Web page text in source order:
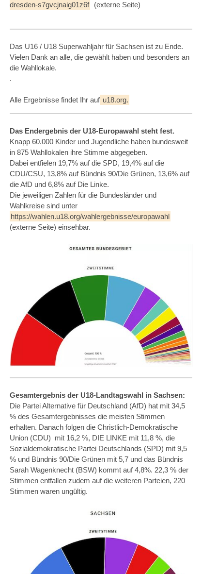
dresden-s7gvcjnaig01z6f
(externe Seite)
Das U16 / U18 Superwahljahr für Sachsen ist zu Ende.
Vielen Dank an alle, die gewählt haben und besonders an
die Wahllokale.
.
Alle Ergebnisse findet Ihr auf u18.org.
Das Endergebnis der U18-Europawahl steht fest.
Knapp 60.000 Kinder und Jugendliche haben bundesweit
in 875 Wahllokalen ihre Stimme abgegeben.
Dabei entfielen 19,7% auf die SPD, 19,4% auf die
CDU/CSU, 13,8% auf Bündnis 90/Die Grünen, 13,6% auf
die AfD und 6,8% auf Die Linke.
Die jeweiligen Zahlen für die Bundesländer und
Wahlkreise sind unter
https://wahlen.u18.org/wahlergebnisse/europawahl
(externe Seite) einsehbar.
Gesamtergebnis der U18-Landtagswahl in Sachsen:
Die Partei Alternative für Deutschland (AfD) hat mit 34,5
% des Gesamtergebnisses die meisten Stimmen
erhalten. Danach folgen die Christlich-Demokratische
Union (CDU) mit 16,2 %, DIE LINKE mit 11,8 %, die
Sozialdemokratische Partei Deutschlands (SPD) mit 9,5
% und Bündnis 90/Die Grünen mit 5,7 und das Bündnis
Sarah Wagenknecht (BSW) kommt auf 4,8%. 22,3 % der
Stimmen entfallen zudem auf die weiteren Parteien, 220
Stimmen waren ungültig.